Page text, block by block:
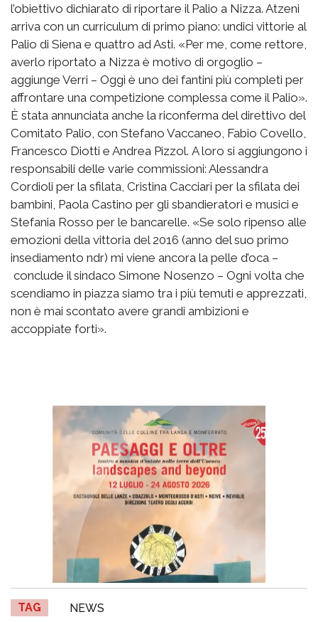
l’obiettivo dichiarato di riportare il Palio a Nizza. Atzeni
arriva con un curriculum di primo piano: undici vittorie al
Palio di Siena e quattro ad Asti. «Per me, come rettore,
averlo riportato a Nizza è motivo di orgoglio –
aggiunge Verri – Oggi è uno dei fantini più completi per
affrontare una competizione complessa come il Palio».
È stata annunciata anche la riconferma del direttivo del
Comitato Palio, con Stefano Vaccaneo, Fabio Covello,
Francesco Diotti e Andrea Pizzol. A loro si aggiungono i
responsabili delle varie commissioni: Alessandra
Cordioli per la sfilata, Cristina Cacciari per la sfilata dei
bambini, Paola Castino per gli sbandieratori e musici e
Stefania Rosso per le bancarelle. «Se solo ripenso alle
emozioni della vittoria del 2016 (anno del suo primo
insediamento ndr) mi viene ancora la pelle d’oca –
conclude il sindaco Simone Nosenzo – Ogni volta che
scendiamo in piazza siamo tra i più temuti e apprezzati,
non è mai scontato avere grandi ambizioni e
accoppiate forti».
TAG NEWS